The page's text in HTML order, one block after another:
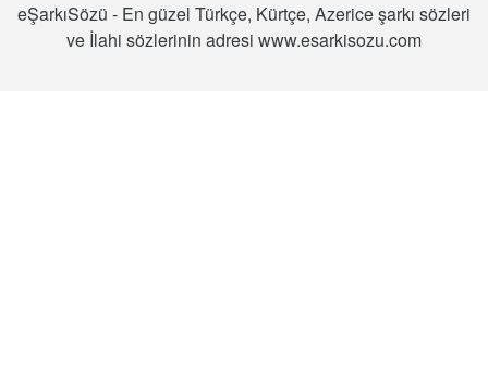
eŞarkıSözü - En güzel Türkçe, Kürtçe, Azerice şarkı sözleri
ve İlahi sözlerinin adresi www.esarkisozu.com